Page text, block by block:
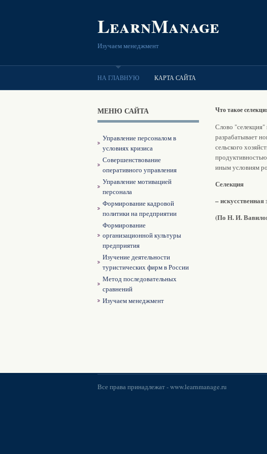
LearnManage
Изучаем менеджмент
НА ГЛАВНУЮ КАРТА САЙТА
МЕНЮ САЙТА
Управление персоналом в
условиях кризиса
Совершенствование
оперативного управления
Управление мотивацией
персонала
Формирование кадровой
политики на предприятии
Формирование
организационной культуры
предприятия
Изучение деятельности
туристических фирм в России
Метод последовательных
сравнений
Изучаем менеджмент
Что такое
Слово
разрабатывает
сельского
иным условиям
Селекция
–
(По Н. И.
Все права принадлежат -www.learnmanage.ru